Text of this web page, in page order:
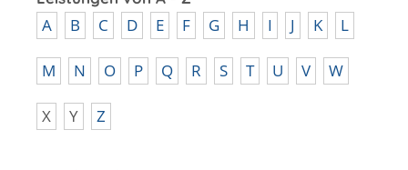
A B C D E F G H I J K L
M N O P Q R S T U V W
X Y Z